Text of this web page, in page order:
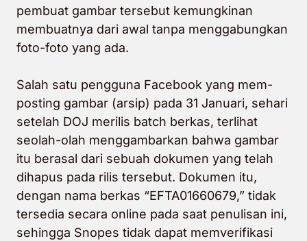
pembuat gambar tersebut kemungkinan
membuatnya dari awal tanpa menggabungkan
foto-foto yang ada.
Salah satu pengguna Facebook yang mem-
posting gambar (arsip) pada 31 Januari, sehari
setelah DOJ merilis batch berkas, terlihat
seolah-olah menggambarkan bahwa gambar
itu berasal dari sebuah dokumen yang telah
dihapus pada rilis tersebut. Dokumen itu,
dengan nama berkas “EFTA01660679,” tidak
tersedia secara online pada saat penulisan ini,
sehingga Snopes tidak dapat memverifikasi